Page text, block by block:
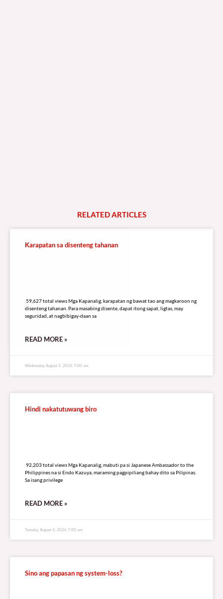
RELATEDARTICLES
Karapatan sa disenteng tahanan
59,627 total views Mga Kapanalig, karapatan ng bawat tao ang magkaroon ng
disenteng tahanan. Para masabing disente, dapat itong sapat, ligtas, may
seguridad, at nagbibigay-daan sa
READ MORE »
Wednesday, August 5, 2026 7:00 am
Hindi nakatutuwang biro
92,203 total views Mga Kapanalig, mabuti pa si Japanese Ambassador to the
Philippines na si Endo Kazuya, maraming pagpipiliang bahay dito sa Pilipinas.
Sa isang privilege
READ MORE »
Tuesday, August 4, 2026 7:00 am
Sino ang papasan ng system-loss?